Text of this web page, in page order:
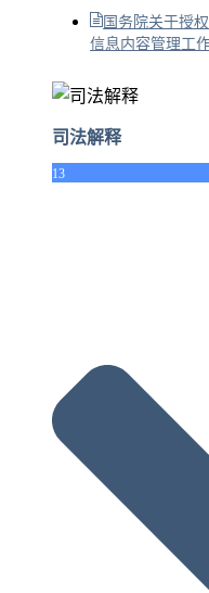
国务院关于授
信息内容管理工
司法解释
13